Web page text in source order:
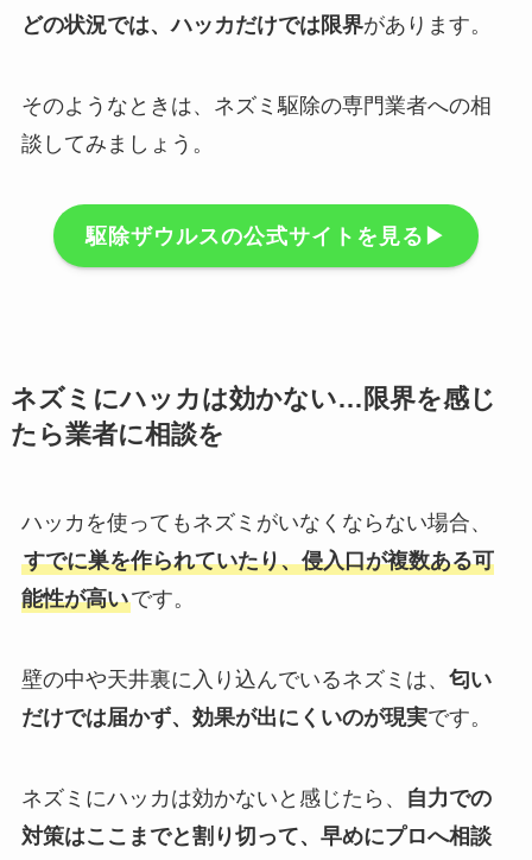
どの状況では、ハッカだけでは限界があります。
そのようなときは、ネズミ駆除の専門業者への相
談してみましょう。
駆除ザウルスの公式サイトを見る▶︎
ネズミにハッカは効かない…限界を感じ
たら業者に相談を
ハッカを使ってもネズミがいなくならない場合、
すでに巣を作られていたり、侵入口が複数ある可
能性が高いです。
壁の中や天井裏に入り込んでいるネズミは、 匂い
だけでは届かず、効果が出にくいのが現実です。
ネズミにハッカは効かないと感じたら、
自力での
対策はここまでと割り切って、早めにプロへ相談